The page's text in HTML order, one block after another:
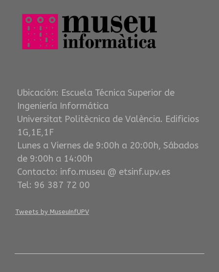
Ubicación: Escuela Técnica Superior de
Ingeniería Informática
Universitat Politècnica de València. Edificios
1G,1E,1F
Lunes a Viernes de 9:00h a 20:00h, Sábados
de 9:00h a 14:00h
Contacto: info.museu @ etsinf.upv.es
Tel: 96 387 72 00
Tweets by MuseuInfUPV